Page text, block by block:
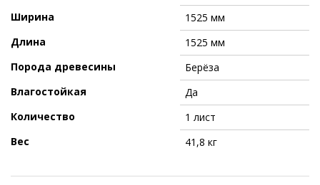
Ширина
1525 мм
Длина
1525 мм
Порода древесины
Берёза
Влагостойкая
Да
Количество
1 лист
Вес
41,8 кг